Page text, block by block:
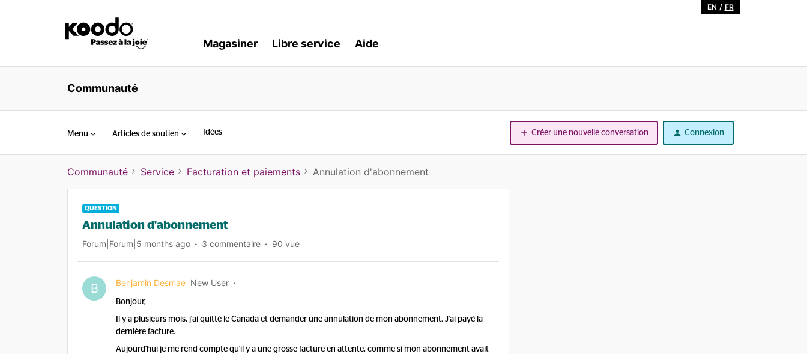
EN / FR
Magasiner Libre service Aide
Communauté
Menu Articles de soutien Idées Créer une nouvelle conversation Connexion
Communauté Service Facturation et paiements Annulation d'abonnement
QUESTION
Annulation d'abonnement
Forum|Forum|5 months ago 3 commentaire 90 vue
B Benjamin Desmae New User
Bonjour,
Il y a plusieurs mois, j'ai quitté le Canada et demander une annulation de mon abonnement. J'ai payé la
dernière facture.
Aujourd'hui je me rend compte qu'il y a une grosse facture en attente, comme si mon abonnement avait